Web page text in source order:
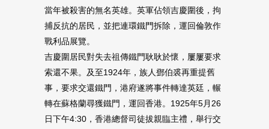
當年被殺害的無名英雄。英軍佔領吉慶圍後，拘
捕反抗的居民，並把連環鐵門拆除，運回倫敦作
戰利品展覽。
吉慶圍居民對失去祖傳鐵門耿耿於懷，屢屢要求
索還不果。及至1924年，族人鄧伯裘再重提舊
事，要求交還鐵門，港府遂將事件轉達英廷，輾
轉在蘇格蘭尋獲鐵門，運回香港。1925年5月26
日下午4:30，香港總督司徒拔親臨主禮，舉行交